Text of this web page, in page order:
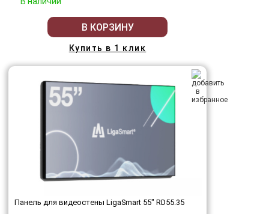
В КОРЗИНУ
Купить в 1 клик
Панель для видеостены LigaSmart 55" RD55.35